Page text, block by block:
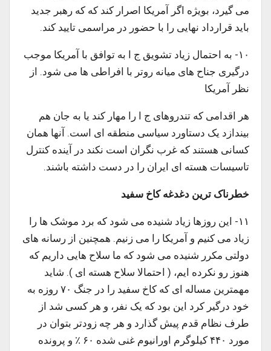
می گیرد، بویژه اگر آمریکا اصرار کند که که رهبر جدید
باید قرارداد نهایی را با حضور در مراسمی تایید کند.
۱۰- به احتمال زیاد تشویق ج ا به توافق با آمریکا موجب
درگیری جناح های میانه روتر با افراطی ها می شود. از
نظر آمریکا
هر اقدامی که تندروهای ج ا را مهار کند یا به جان هم
بیندازد یک دستاورد سیاسی منطقه ای است. آنها همان
کسانی هستند که غرب نگران است نکند در آینده کنترل
تاسیسات هسته ای ایران را در دست داشته باشند.
خطرناک ترین دغدغه کاخ سفید
۱۱- این روزها زیاد شنیده می شود که برد موشک ها را
زیاد می کنیم و آمریکا را می زنیم. همچنین از رسانه های
دولتی مکرر شنیده می شود که ما سلاح هایی داریم که
هنوز رو نکرده ایم، ( احتمالا سلاح هسته ای ). شاید
مهمترین مساله ای که کاخ سفید را در جنگ ۷۰ روزه به
خود درگیر کرد این بود که یک نفر، و هر کسی شد از
طرف نظام قدم پیش گذارد و هر چه زودتر بتوان در
مورد ۴۴۰ کیلوگرم اورانیوم غنی شده ۶۰ ٪ و پرونده